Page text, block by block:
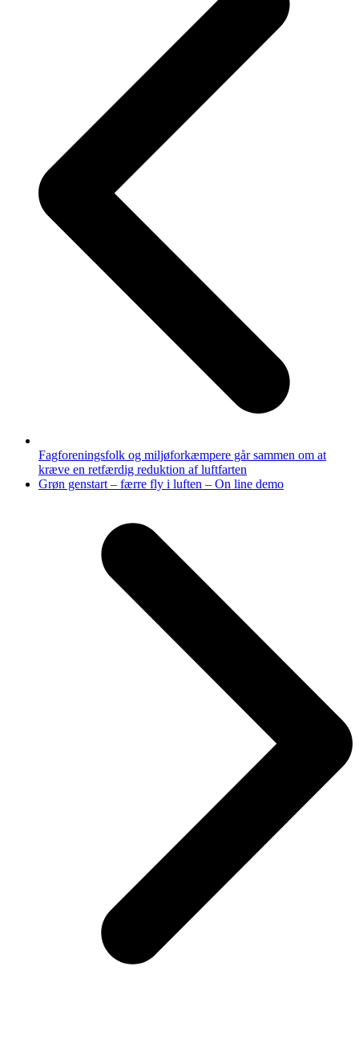
Fagforeningsfolk og miljøforkæmpere går sammen om at
kræve en retfærdig reduktion af luftfarten
next
Grøn genstart – færre fly i luften – On line demo